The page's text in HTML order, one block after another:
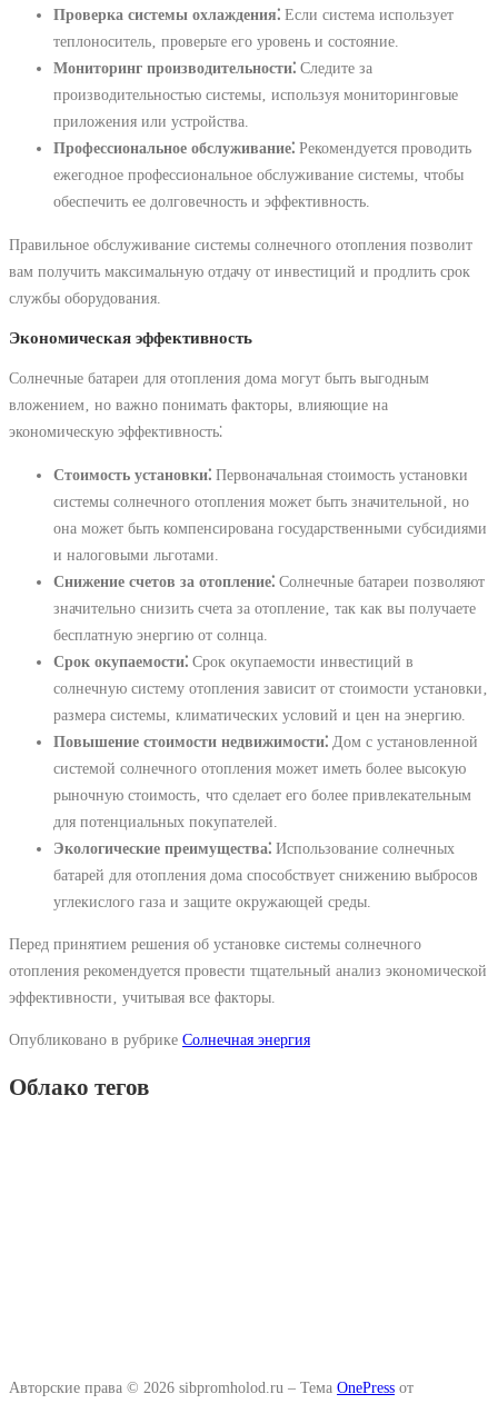
Проверка системы охлаждения⁚ Если система использует
теплоноситель‚ проверьте его уровень и состояние.
Мониторинг производительности⁚ Следите за
производительностью системы‚ используя мониторинговые
приложения или устройства.
Профессиональное обслуживание⁚ Рекомендуется проводить
ежегодное профессиональное обслуживание системы‚ чтобы
обеспечить ее долговечность и эффективность.
Правильное обслуживание системы солнечного отопления позволит
вам получить максимальную отдачу от инвестиций и продлить срок
службы оборудования.
Экономическая эффективность
Солнечные батареи для отопления дома могут быть выгодным
вложением‚ но важно понимать факторы‚ влияющие на
экономическую эффективность⁚
Стоимость установки⁚ Первоначальная стоимость установки
системы солнечного отопления может быть значительной‚ но
она может быть компенсирована государственными субсидиями
и налоговыми льготами.
Снижение счетов за отопление⁚ Солнечные батареи позволяют
значительно снизить счета за отопление‚ так как вы получаете
бесплатную энергию от солнца.
Срок окупаемости⁚ Срок окупаемости инвестиций в
солнечную систему отопления зависит от стоимости установки‚
размера системы‚ климатических условий и цен на энергию.
Повышение стоимости недвижимости⁚ Дом с установленной
системой солнечного отопления может иметь более высокую
рыночную стоимость‚ что сделает его более привлекательным
для потенциальных покупателей.
Экологические преимущества⁚ Использование солнечных
батарей для отопления дома способствует снижению выбросов
углекислого газа и защите окружающей среды.
Перед принятием решения об установке системы солнечного
отопления рекомендуется провести тщательный анализ экономической
эффективности‚ учитывая все факторы.
Опубликовано в рубрике Солнечная энергия
Облако тегов
Авторские права © 2026 sibpromholod.ru – Тема OnePress от